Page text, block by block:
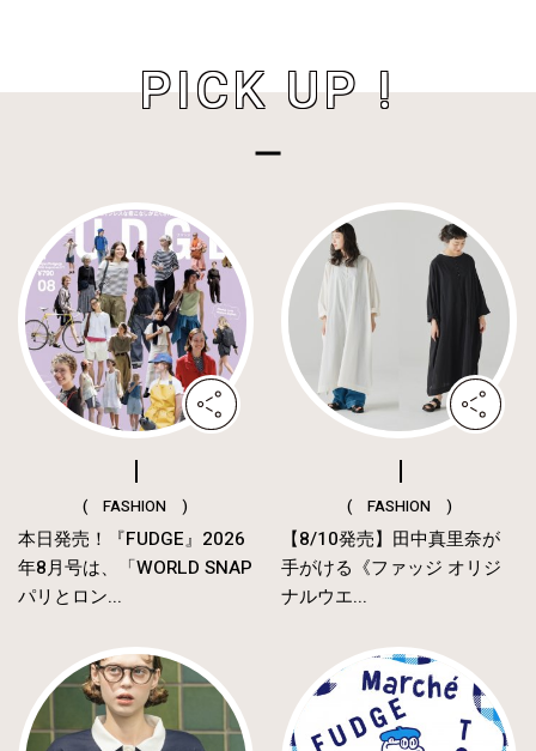
PICK UP !
( FASHION )
本日発売！『FUDGE』2026
年8月号は、「WORLD SNAP
パリとロン...
( FASHION )
【8/10発売】田中真里奈が
手がける《ファッジ オリジ
ナルウエ...